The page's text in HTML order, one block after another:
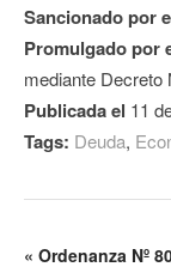
Sancionado por
Promulgado por
mediante Decreto
Publicada el 11
Tags: Deuda,
« Ordenanza Nº